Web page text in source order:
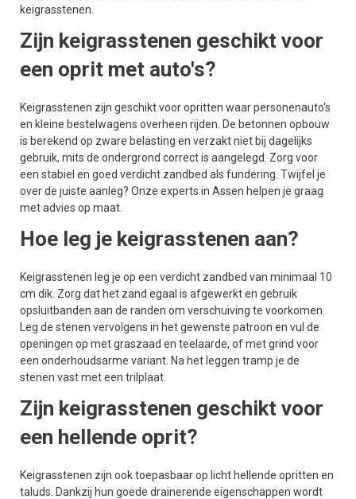
keigrasstenen.
Zijn keigrasstenen geschikt voor
een oprit met auto's?
Keigrasstenen zijn geschikt voor opritten waar personenauto's
en kleine bestelwagens overheen rijden. De betonnen opbouw
is berekend op zware belasting en verzakt niet bij dagelijks
gebruik, mits de ondergrond correct is aangelegd. Zorg voor
een stabiel en goed verdicht zandbed als fundering. Twijfel je
over de juiste aanleg? Onze experts in Assen helpen je graag
met advies op maat.
Hoe leg je keigrasstenen aan?
Keigrasstenen leg je op een verdicht zandbed van minimaal 10
cm dik. Zorg dat het zand egaal is afgewerkt en gebruik
opsluitbanden aan de randen om verschuiving te voorkomen.
Leg de stenen vervolgens in het gewenste patroon en vul de
openingen op met graszaad en teelaarde, of met grind voor
een onderhoudsarme variant. Na het leggen tramp je de
stenen vast met een trilplaat.
Zijn keigrasstenen geschikt voor
een hellende oprit?
Keigrasstenen zijn ook toepasbaar op licht hellende opritten en
taluds. Dankzij hun goede drainerende eigenschappen wordt